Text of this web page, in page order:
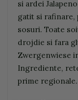
si ardei
gatit si
sosuri. Toate
drojdie si fara
Zwergenwiese
Ingrediente,
prime regionale.